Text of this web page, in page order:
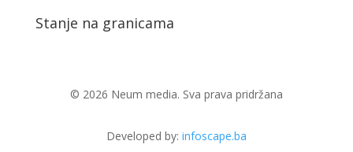
Stanje na granicama
© 2026 Neum media. Sva prava pridržana
Developed by: infoscape.ba